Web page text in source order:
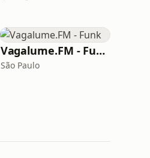
Vagalume.FM - Funk
São Paulo